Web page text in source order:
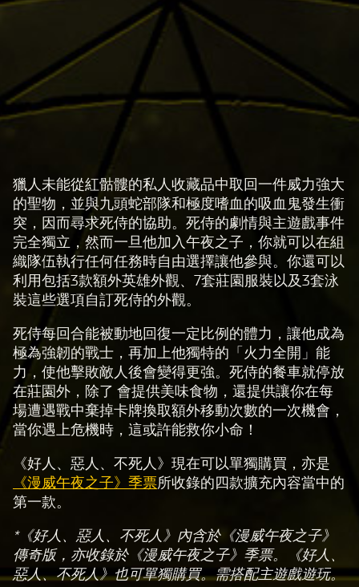
A
c
c
e
p
t
&
P
l
a
y
點
擊
「
放
」
即
獵人未能從紅骷髏的私人收藏品中取回一件威力強大
的聖物，並與九頭蛇部隊和極度嗜血的吸血鬼發生衝
突，因而尋求死侍的協助。死侍的劇情與主遊戲事件
完全獨立，然而一旦他加入午夜之子，你就可以在組
織隊伍執行任何任務時自由選擇讓他參與。你還可以
利用包括3款額外英雄外觀、7套莊園服裝以及3套泳
裝這些選項自訂死侍的外觀。
死侍每回合能被動地回復一定比例的體力，讓他成為
極為強韌的戰士，再加上他獨特的「火力全開」能
力，使他擊敗敵人後會變得更強。死侍的餐車就停放
在莊園外，除了 會提供美味食物，還提供讓你在每
場遭遇戰中棄掉卡牌換取額外移動次數的一次機會，
當你遇上危機時，這或許能救你小命！
《好人、惡人、不死人》現在可以單獨購買，亦是
《漫威午夜之子》季票所收錄的四款擴充內容當中的
第一款。
*《好人、惡人、不死人》內含於《漫威午夜之子》
傳奇版，亦收錄於《漫威午夜之子》季票。《好人、
惡人、不死人》也可單獨購買。需搭配主遊戲遊玩。